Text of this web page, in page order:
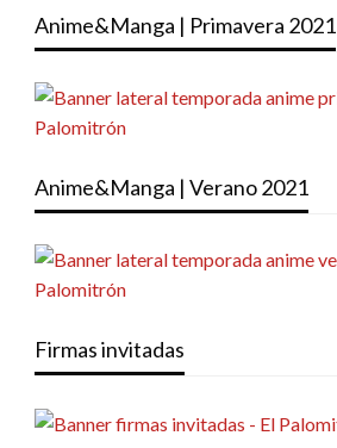
Anime&Manga | Primavera 2021
Anime&Manga | Verano 2021
Firmas invitadas